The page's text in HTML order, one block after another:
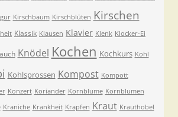
Kirschbaum Kirschblüten Kirschen
Klassik Klausen Klavier Klenk Klocker-Ei
Knödel Kochen Kochkurs Kohl
Kohlsprossen Kompost Kompott
Konzert Koriander Kornblume Kornblumen
Kraniche Krankheit Krapfen Kraut Krauthobel